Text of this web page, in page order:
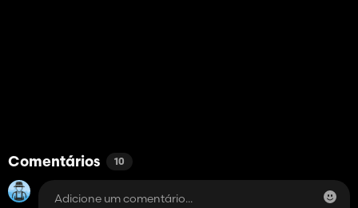
Comentários 10